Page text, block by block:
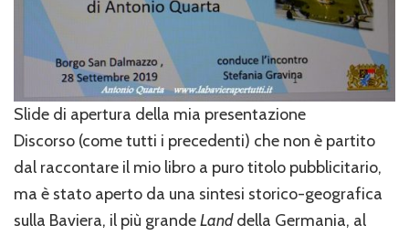
Slide di apertura della mia presentazione
Discorso (come tutti i precedenti) che non è partito
dal raccontare il mio libro a puro titolo pubblicitario,
ma è stato aperto da una sintesi storico-geografica
sulla Baviera, il più grandeLanddella Germania, al